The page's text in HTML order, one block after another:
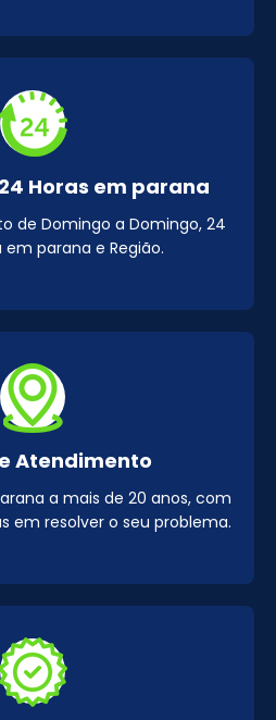
Horas em parana
de Domingo a Domingo, 24
em parana e Região.
Atendimento
a mais de 20 anos, com
em resolver o seu problema.